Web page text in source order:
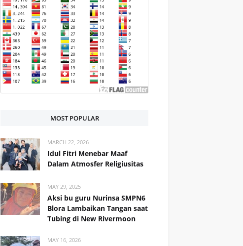
MOST POPULAR
MARCH 22, 2026
Idul Fitri Menebar Maaf
Dalam Atmosfer Religiusitas
MAY 29, 2025
Aksi bu guru Nurinsa SMPN6
Blora Lambaikan Tangan saat
Tubing di New Rivermoon
MAY 16, 2026